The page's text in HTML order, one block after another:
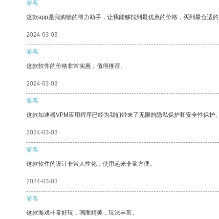
游客
这款app是我购物的得力助手，让我能够找到最优惠的价格，买到最合适的
2024-03-03
游客
这款软件的价格非常实惠，值得推荐。
2024-03-03
游客
这款加速器VPM应用程序已经为我们带来了无限的隐私保护和安全性保护。
2024-03-03
游客
这款软件的设计非常人性化，使用起来非常方便。
2024-03-03
游客
这款游戏非常好玩，画面精美，玩法丰富。